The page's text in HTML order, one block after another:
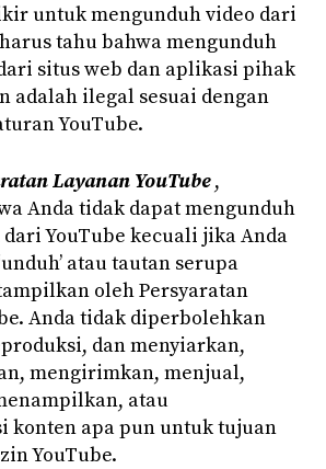
untuk mengunduh video dari
tahu bahwa mengunduh
situs web dan aplikasi pihak
adalah ilegal sesuai dengan
YouTube.
Layanan YouTube,
Anda tidak dapat mengunduh
YouTube kecuali jika Anda
atau tautan serupa
oleh Persyaratan
Anda tidak diperbolehkan
dan menyiarkan,
mengirimkan, menjual,
atau
konten apa pun untuk tujuan
YouTube.